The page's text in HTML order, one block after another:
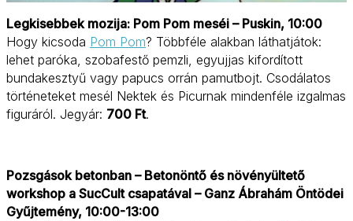
Legkisebbek mozija: Pom Pom meséi – Puskin, 10:00
Hogy kicsoda Pom Pom? Többféle alakban láthatjátok:
lehet paróka, szobafestő pemzli, egyujjas kifordított
bundakesztyű vagy papucs orrán pamutbojt. Csodálatos
történeteket mesél Nektek és Picurnak mindenféle izgalmas
figuráról. Jegyár: 700 Ft.
Pozsgások betonban – Betonöntő és növényültető
workshop a SucCult csapatával – Ganz Ábrahám Öntödei
Gyűjtemény, 10:00-13:00